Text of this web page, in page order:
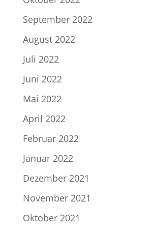
September 2022
August 2022
Juli 2022
Juni 2022
Mai 2022
April 2022
Februar 2022
Januar 2022
Dezember 2021
November 2021
Oktober 2021